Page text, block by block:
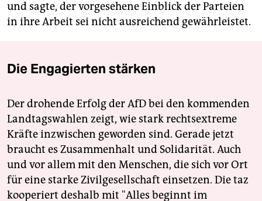
und sagte, der vorgesehene Einblick der Parteien
in ihre Arbeit sei nicht ausreichend gewährleistet.
Die Engagierten stärken
Der drohende Erfolg der AfD bei den kommenden
Landtagswahlen zeigt, wie stark rechtsextreme
Kräfte inzwischen geworden sind. Gerade jetzt
braucht es Zusammenhalt und Solidarität. Auch
und vor allem mit den Menschen, die sich vor Ort
für eine starke Zivilgesellschaft einsetzen. Die taz
kooperiert deshalb mit "Alles beginnt im